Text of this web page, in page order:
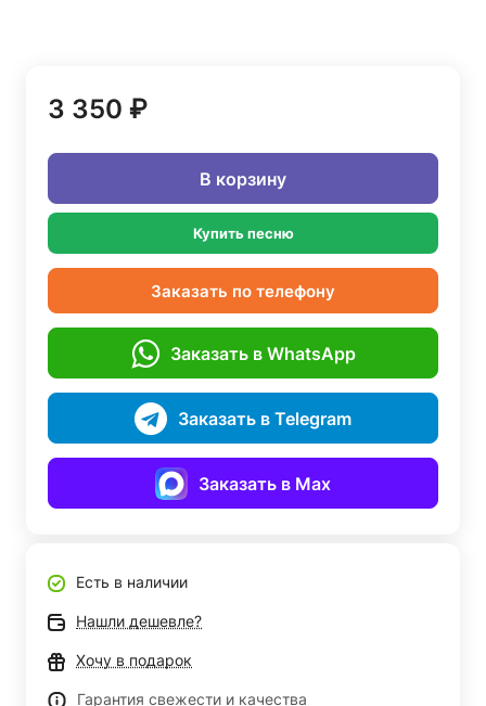
3 350 ₽
В корзину
Купить песню
Заказать по телефону
Заказать в WhatsApp
Заказать в Telegram
Заказать в Max
Есть в наличии
Нашли дешевле?
Хочу в подарок
Гарантия свежести и качества